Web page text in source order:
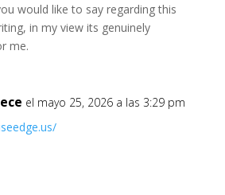
would like to say regarding this
in my view its genuinely
me.
el mayo 25, 2026 a las 3:29 pm